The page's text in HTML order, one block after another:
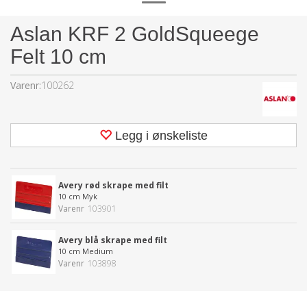
Aslan KRF 2 GoldSqueege
Felt 10 cm
Varenr:100262
Legg i ønskeliste
Avery rød skrape med filt
10 cm Myk
Varenr 103901
Avery blå skrape med filt
10 cm Medium
Varenr 103898